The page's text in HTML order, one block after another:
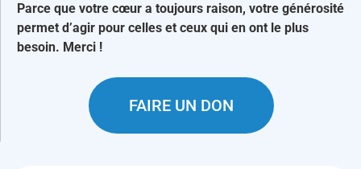
Parce que votre cœur a toujours raison, votre générosité
permet d’agir pour celles et ceux qui en ont le plus
besoin. Merci !
FAIRE UN DON